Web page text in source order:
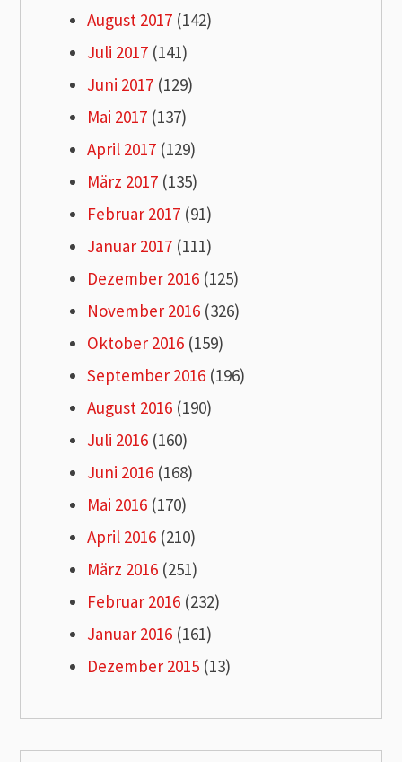
August 2017 (142)
Juli 2017 (141)
Juni 2017 (129)
Mai 2017 (137)
April 2017 (129)
März 2017 (135)
Februar 2017 (91)
Januar 2017 (111)
Dezember 2016 (125)
November 2016 (326)
Oktober 2016 (159)
September 2016 (196)
August 2016 (190)
Juli 2016 (160)
Juni 2016 (168)
Mai 2016 (170)
April 2016 (210)
März 2016 (251)
Februar 2016 (232)
Januar 2016 (161)
Dezember 2015 (13)